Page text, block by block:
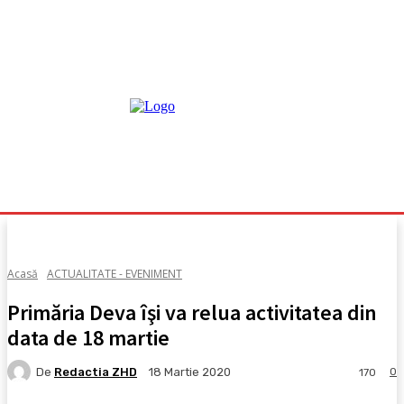
Acasă ACTUALITATE - EVENIMENT
Primăria Deva îşi va relua activitatea din
data de 18 martie
De Redactia ZHD 18 Martie 2020 0
170